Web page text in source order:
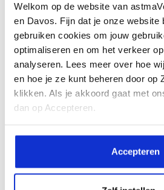
Welkom op de website van
en Davos. Fijn dat je onze website
gebruiken cookies om jouw
optimaliseren en om het verkeer
analyseren. Lees meer over hoe
en hoe je ze kunt beheren door op
klikken. Als je akkoord gaat met
dan op Accepteren.
Accepteren
de nevel direct inademt.
vocht of medicijnresten
voedingsbodem vormen
schimmels. Goed reinigen
vernevelaar dus een
aandachtspunt.
basisprincipes